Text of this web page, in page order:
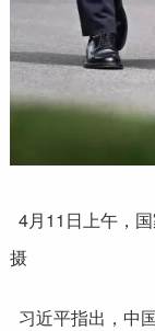
4月11日上午，
摄
习近平指出，中